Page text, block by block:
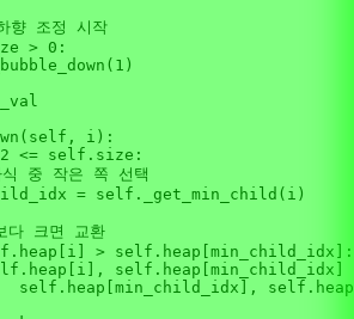
향 조정 시작
> 0 :
1 )
( self, i ):
2 <= self .size:
중 작은 쪽 선택
=
self ._get_min_child(i)
다 크면 교환
.heap[i] > self .heap[min_child_idx]:
.heap[i], self
self .heap[min_child_idx], self